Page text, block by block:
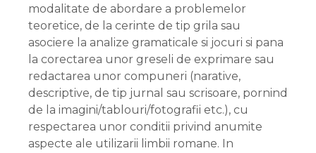
modalitate de abordare a problemelor
teoretice, de la cerinte de tip grila sau
asociere la analize gramaticale si jocuri si pana
la corectarea unor greseli de exprimare sau
redactarea unor compuneri (narative,
descriptive, de tip jurnal sau scrisoare, pornind
de la imagini/tablouri/fotografii etc.), cu
respectarea unor conditii privind anumite
aspecte ale utilizarii limbii romane. In